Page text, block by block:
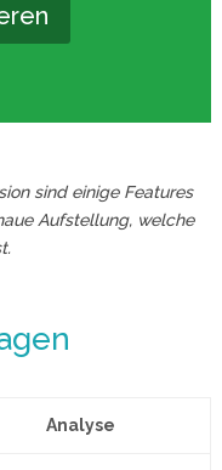
sind einige Features
Aufstellung, welche
Analyse